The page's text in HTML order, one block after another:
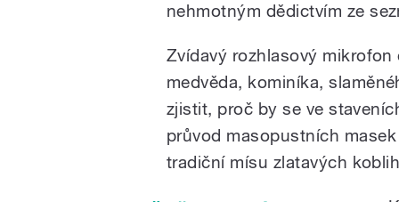
nehmotným dědictvím ze
Zvídavý rozhlasový
medvěda, kominíka,
zjistit, proč by se ve
průvod masopustních
tradiční mísu zlatavých